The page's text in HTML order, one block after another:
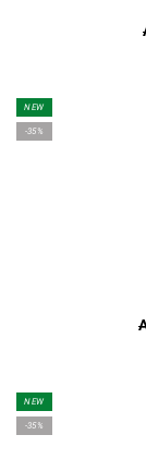
NEW
-35%
NEW
-35%